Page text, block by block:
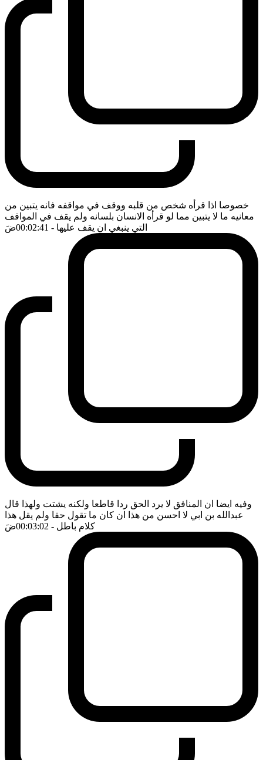
خصوصا اذا قرأه شخص من قلبه ووقف في مواقفه فانه يتبين من
معانيه ما لا يتبين مما لو قرأه الانسان بلسانه ولم يقف في المواقف
التي ينبغي ان يقف عليها - 00:02:41 ضَ
وفيه ايضا ان المنافق لا يرد الحق ردا قاطعا ولكنه يشتت ولهذا قال
عبدالله بن ابي لا احسن من هذا ان كان ما تقول حقا ولم يقل هذا
كلام باطل - 00:03:02 ضَ